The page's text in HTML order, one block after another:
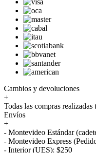
Cambios y devoluciones
+
Todas las compras
Envíos
+
- Montevideo Estándar
- Montevideo Express
- Interior (UES): $250